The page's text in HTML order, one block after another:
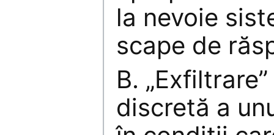
la nevoie
scape de
B.
discretă a